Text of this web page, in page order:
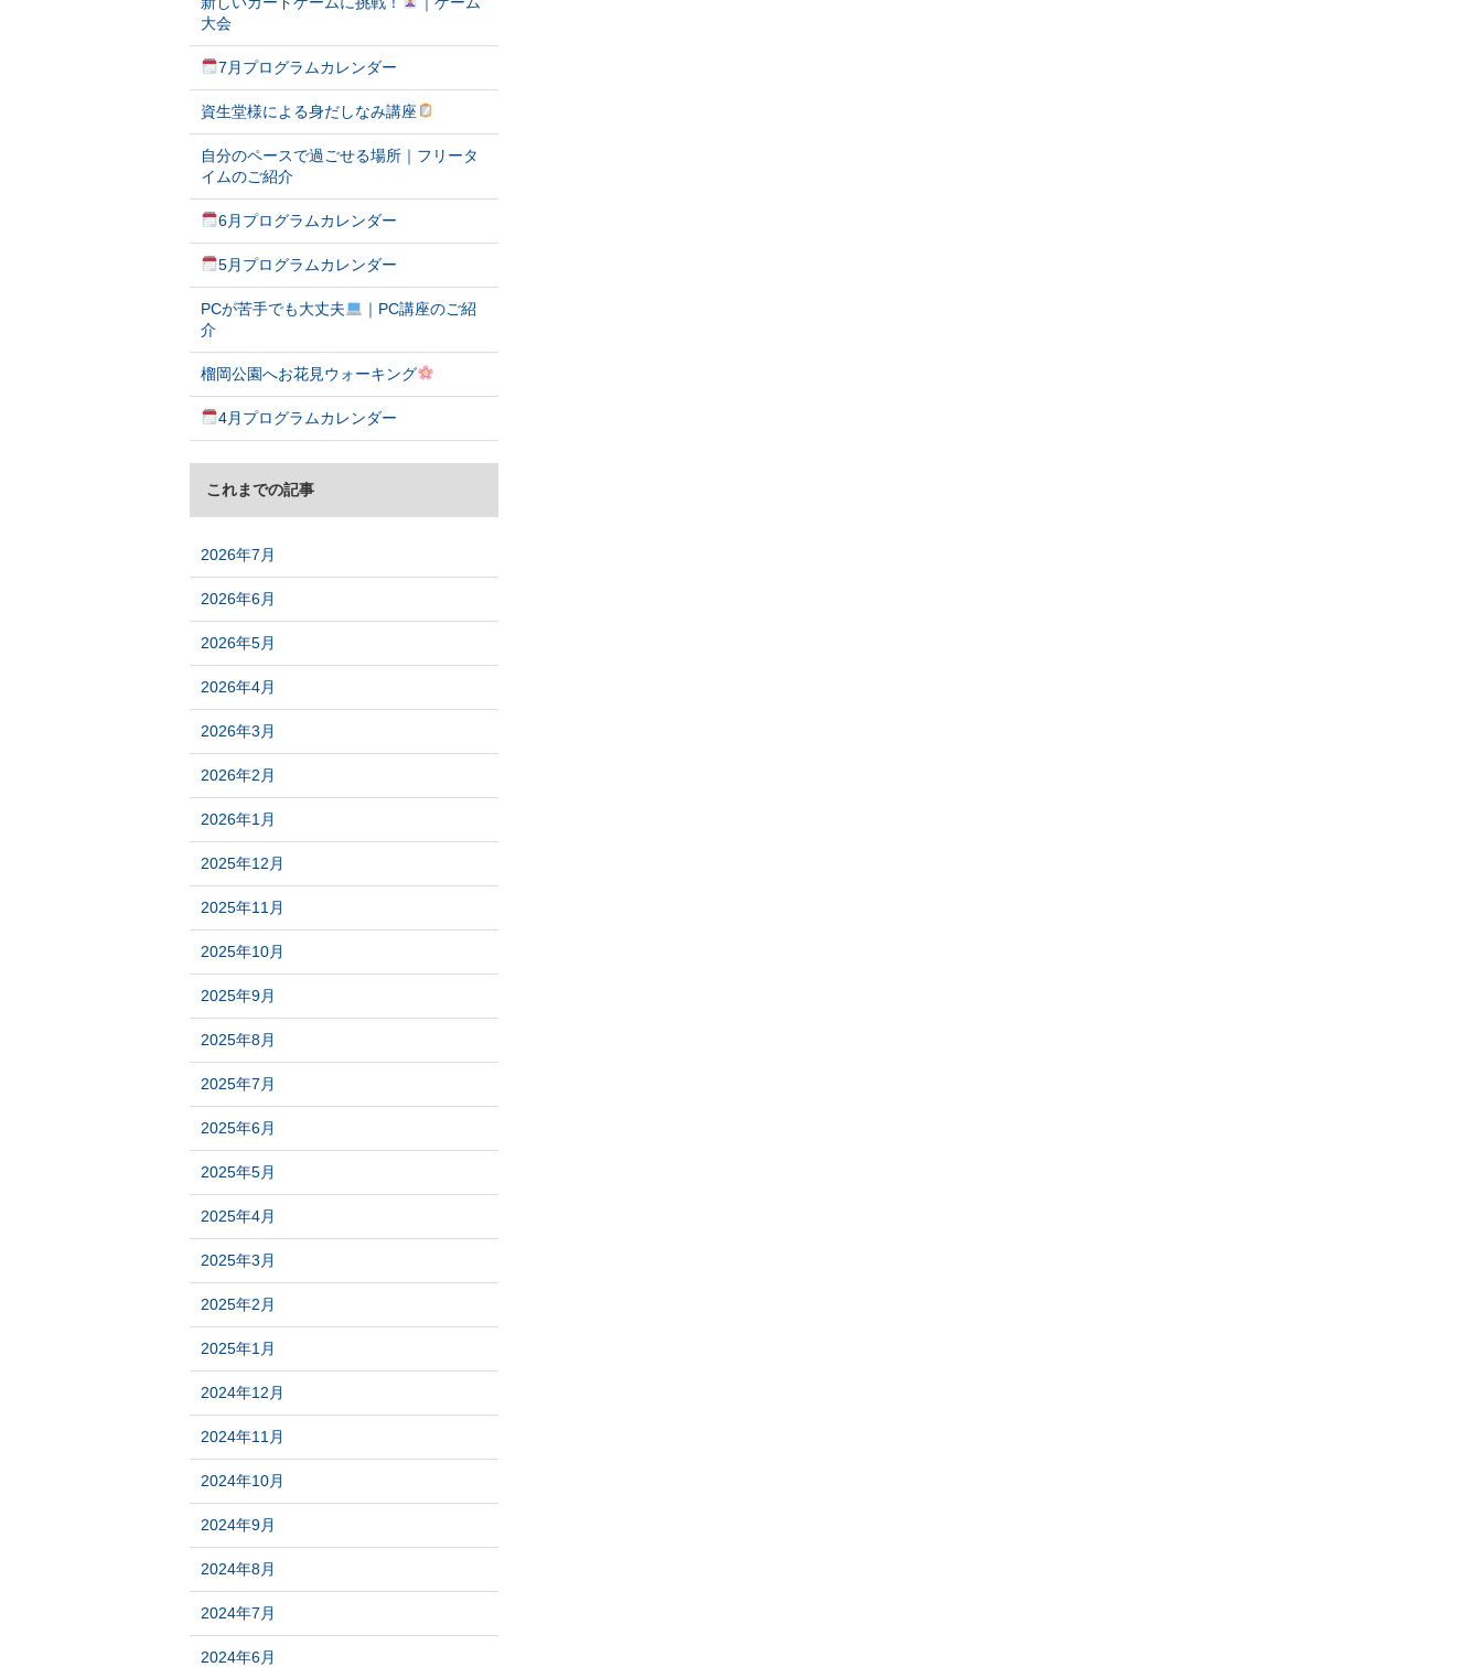
大会
7月プログラムカレンダー
資生堂様による身だしなみ講座
自分のペースで過ごせる場所｜フリータ
イムのご紹介
6月プログラムカレンダー
5月プログラムカレンダー
PCが苦手でも大丈夫
｜PC講座のご紹
介
榴岡公園へお花見ウォーキング
4月プログラムカレンダー
これまでの記事
2026年7月
2026年6月
2026年5月
2026年4月
2026年3月
2026年2月
2026年1月
2025年12月
2025年11月
2025年10月
2025年9月
2025年8月
2025年7月
2025年6月
2025年5月
2025年4月
2025年3月
2025年2月
2025年1月
2024年12月
2024年11月
2024年10月
2024年9月
2024年8月
2024年7月
2024年6月